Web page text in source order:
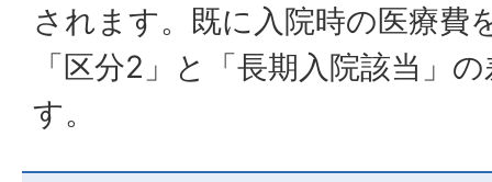
されます。既に入院時の医療費
「区分2」と「長期入院該当」
す。